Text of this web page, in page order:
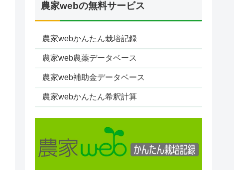
農家webの無料サービス
農家webかんたん栽培記録
農家web農薬データベース
農家web補助金データベース
農家webかんたん希釈計算